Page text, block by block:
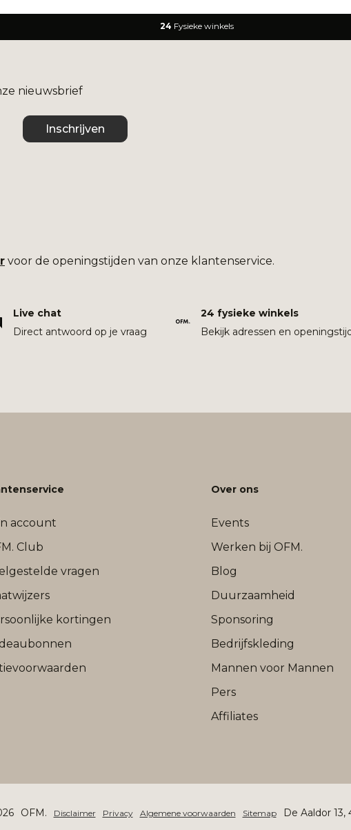
24 Fysieke winkels
nieuwsbrief
Inschrijven
voor de openingstijden van onze klantenservice.
Live chat
Direct antwoord op je vraag
24 fysieke winkels
Bekijk adressen en
account
Club
vragen
kortingen
Over ons
Events
Werken bij OFM.
Blog
Duurzaamheid
Sponsoring
Bedrijfskleding
Mannen voor Mannen
Pers
Affiliates
OFM. Disclaimer Privacy Algemene voorwaarden Sitemap De Aaldor 13,